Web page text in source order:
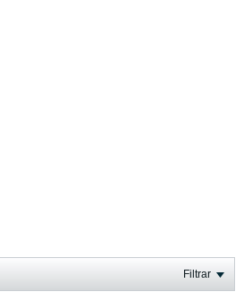
Filtrar